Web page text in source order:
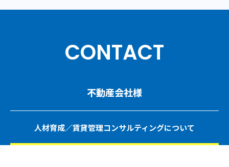
CONTACT
不動産会社様
人材育成／賃貸管理コンサルティングについて